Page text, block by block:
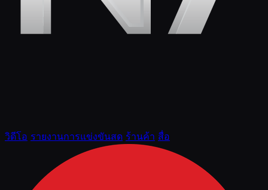
วิดีโอ รายงานการแข่งขันสด ร้านค้า สื่อ